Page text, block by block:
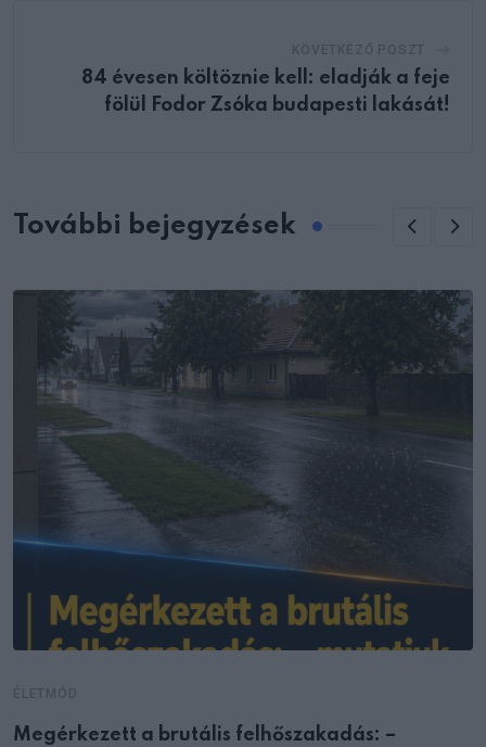
84 évesen költöznie kell: eladják a feje
fölül Fodor Zsóka budapesti lakását!
További bejegyzések
Megérkezett a brutális felhőszakadás: –